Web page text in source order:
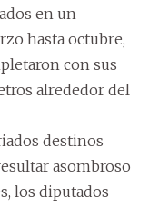
en un
hasta octubre,
con sus
alrededor del
destinos
asombroso
los diputados